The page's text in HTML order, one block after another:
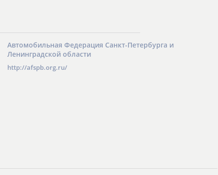
Автомобильная Федерация Санкт-Петербурга и
Ленинградской области
http://afspb.org.ru/